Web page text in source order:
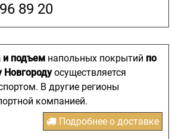
89 20
и подъем напольных покрытий по
осуществляется
В другие регионы
компанией.
Подробнее о доставке